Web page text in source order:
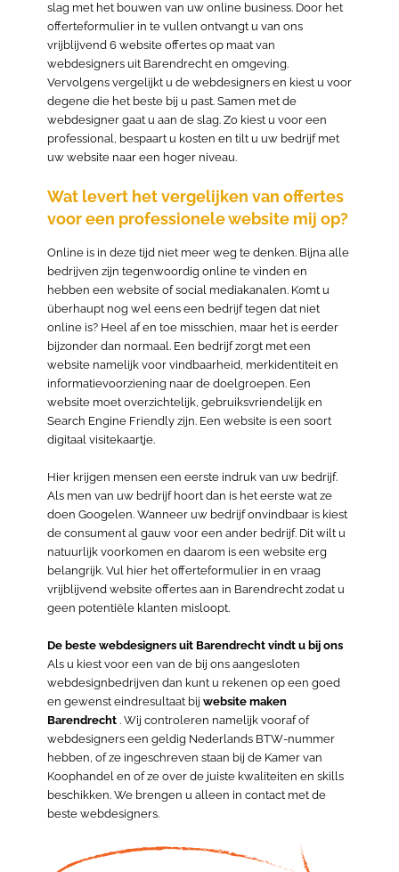
slag met het bouwen van uw online business. Door het
offerteformulier in te vullen ontvangt u van ons
vrijblijvend 6 website offertes op maat van
webdesigners uit Barendrecht en omgeving.
Vervolgens vergelijkt u de webdesigners en kiest u voor
degene die het beste bij u past. Samen met de
webdesigner gaat u aan de slag. Zo kiest u voor een
professional, bespaart u kosten en tilt u uw bedrijf met
uw website naar een hoger niveau.
Wat levert het vergelijken van offertes
voor een professionele website mij op?
Online is in deze tijd niet meer weg te denken. Bijna alle
bedrijven zijn tegenwoordig online te vinden en
hebben een website of social mediakanalen. Komt u
überhaupt nog wel eens een bedrijf tegen dat niet
online is? Heel af en toe misschien, maar het is eerder
bijzonder dan normaal. Een bedrijf zorgt met een
website namelijk voor vindbaarheid, merkidentiteit en
informatievoorziening naar de doelgroepen. Een
website moet overzichtelijk, gebruiksvriendelijk en
Search Engine Friendly zijn. Een website is een soort
digitaal visitekaartje.
Hier krijgen mensen een eerste indruk van uw bedrijf.
Als men van uw bedrijf hoort dan is het eerste wat ze
doen Googelen. Wanneer uw bedrijf onvindbaar is kiest
de consument al gauw voor een ander bedrijf. Dit wilt u
natuurlijk voorkomen en daarom is een website erg
belangrijk. Vul hier het offerteformulier in en vraag
vrijblijvend website offertes aan in Barendrecht zodat u
geen potentiële klanten misloopt.
De beste webdesigners uit Barendrecht vindt u bij ons
Als u kiest voor een van de bij ons aangesloten
webdesignbedrijven dan kunt u rekenen op een goed
en gewenst eindresultaat bij website maken
Barendrecht . Wij controleren namelijk vooraf of
webdesigners een geldig Nederlands BTW-nummer
hebben, of ze ingeschreven staan bij de Kamer van
Koophandel en of ze over de juiste kwaliteiten en skills
beschikken. We brengen u alleen in contact met de
beste webdesigners.